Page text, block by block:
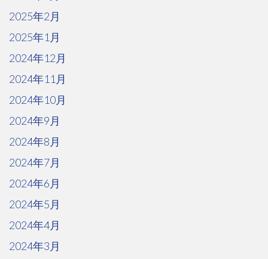
2025年2月
2025年1月
2024年12月
2024年11月
2024年10月
2024年9月
2024年8月
2024年7月
2024年6月
2024年5月
2024年4月
2024年3月